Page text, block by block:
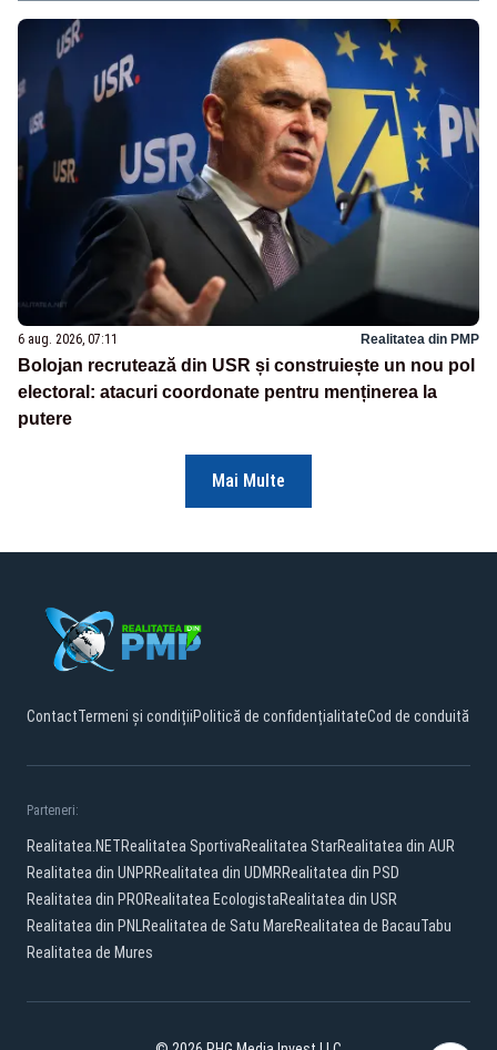
6 aug. 2026, 07:11 Realitatea din PMP
Bolojan recrutează din USR și construiește un nou pol
electoral: atacuri coordonate pentru menținerea la
putere
Mai Multe
ContactTermeni și condițiiPolitică de confidențialitateCod de conduită
Parteneri:
Realitatea.NETRealitatea SportivaRealitatea StarRealitatea din AUR
Realitatea din UNPRRealitatea din UDMRRealitatea din PSD
Realitatea din PRORealitatea EcologistaRealitatea din USR
Realitatea din PNLRealitatea de Satu MareRealitatea de BacauTabu
Realitatea de Mures